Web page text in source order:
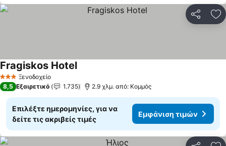
3 ΑστέριαΞενοδοχείο
Fragiskos Hotel
8,5 Εξαιρετικό 1.735 2.9 χλμ. από: Κομμός
Επιλέξτε ημερομηνίες, για να
δείτε τις ακριβείς τιμές
Εμφάνιση τιμών